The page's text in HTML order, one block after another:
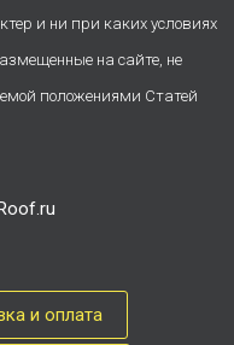
и ни при каких условиях
на сайте, не
положениями Статей
и оплата